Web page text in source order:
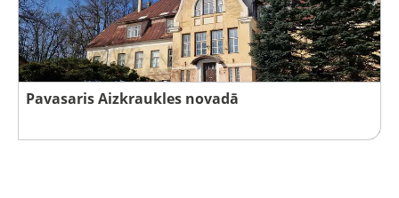
Pavasaris Aizkraukles novadā